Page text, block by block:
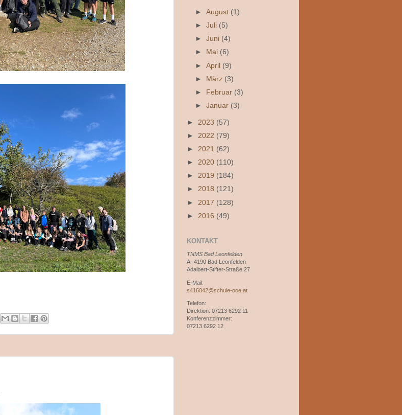
►August (1)
►Juli (5)
►Juni (4)
►
Mai (6)
►April (9)
► März (3)
►
Februar (3)
►Januar (3)
► 2023 (57)
► 2022 (79)
► 2021 (62)
► 2020 (110)
► 2019 (184)
► 2018 (121)
► 2017 (128)
► 2016 (49)
KONTAKT
TNMS Bad Leonfelden
A- 4190 Bad Leonfelden
Adalbert-Stifter-Straße 27
E-Mail:
s416042@schule-ooe.at
Telefon:
Direktion: 07213 6292 11
Konferenzzimmer:
07213 6292 12